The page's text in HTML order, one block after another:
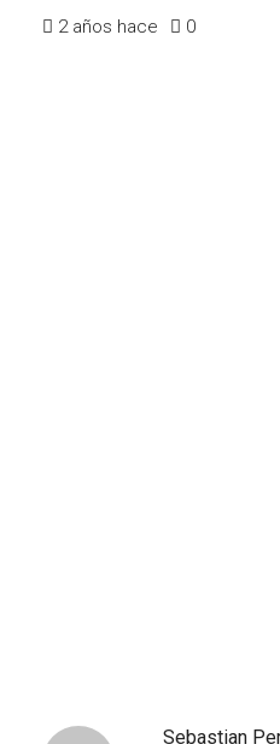
2 años hace 0
Sebastian